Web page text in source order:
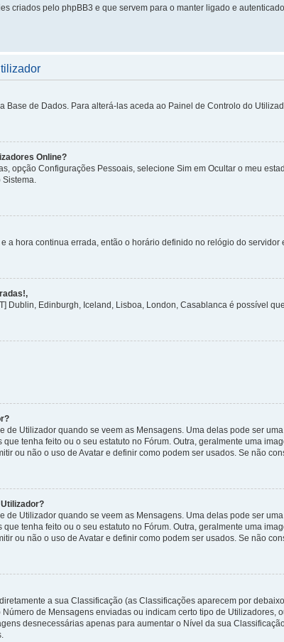
criados pelo phpBB3 e que servem para o manter ligado e
de Dados. Para alterá-las aceda ao Painel de Controlo do
Online?
opção Configurações Pessoais, selecione Sim em Ocultar o meu
a hora continua errada, então o horário definido no relógio do
Dublin, Edinburgh, Iceland, Lisboa, London, Casablanca é possível
Utilizador quando se veem as Mensagens. Uma delas pode ser
tenha feito ou o seu estatuto no Fórum. Outra, geralmente uma
ou não o uso de Avatar e definir como podem ser usados. Se não
Utilizador quando se veem as Mensagens. Uma delas pode ser
tenha feito ou o seu estatuto no Fórum. Outra, geralmente uma
ou não o uso de Avatar e definir como podem ser usados. Se não
a sua Classificação (as Classificações aparecem por
de Mensagens enviadas ou indicam certo tipo de
desnecessárias apenas para aumentar o Nível da sua